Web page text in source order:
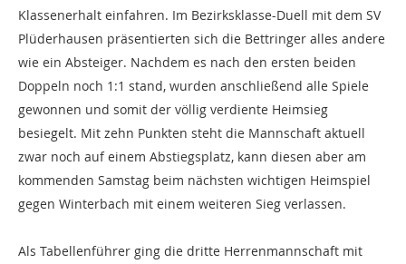
Klassenerhalt einfahren. Im Bezirksklasse-Duell mit dem SV
Plüderhausen präsentierten sich die Bettringer alles andere
wie ein Absteiger. Nachdem es nach den ersten beiden
Doppeln noch 1:1 stand, wurden anschließend alle Spiele
gewonnen und somit der völlig verdiente Heimsieg
besiegelt. Mit zehn Punkten steht die Mannschaft aktuell
zwar noch auf einem Abstiegsplatz, kann diesen aber am
kommenden Samstag beim nächsten wichtigen Heimspiel
gegen Winterbach mit einem weiteren Sieg verlassen.
Als Tabellenführer ging die dritte Herrenmannschaft mit